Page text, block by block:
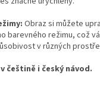
Obraz si můžete
barevného režimu, což
v různých
češtině i český návod.